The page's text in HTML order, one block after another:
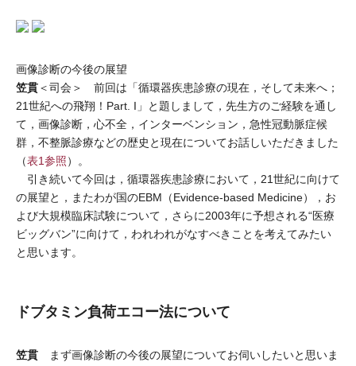
画像診断の今後の展望
笠貫＜司会＞ 前回は「循環器疾患診療の現在，そして未来へ；
21世紀への飛翔！Part. I」と題しまして，先生方のご経験を通し
て，画像診断，心不全，インターベンション，急性冠動脈症候
群，不整脈診療などの歴史と現在についてお話しいただきました
（表1参照）。
引き続いて今回は，循環器疾患診療において，21世紀に向けて
の展望と，またわが国のEBM（Evidence-based Medicine），お
よび大規模臨床試験について，さらに2003年に予想される“医療
ビッグバン”に向けて，われわれがなすべきことを考えてみたい
と思います。
ドブタミン負荷エコー法について
笠貫 まず画像診断の今後の展望についてお伺いしたいと思いま